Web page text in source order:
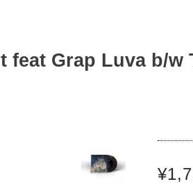
feat Grap Luva b/w